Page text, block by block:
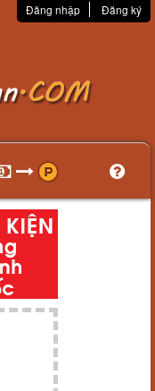
Đăng nhập Đăng ký